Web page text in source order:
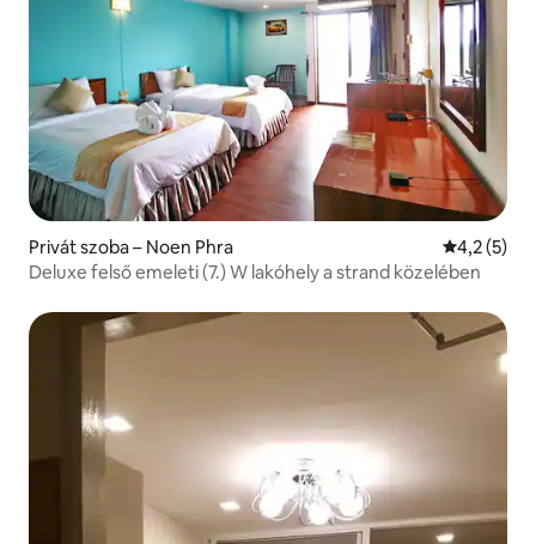
Privát szoba – Noen Phra Átlagos
4,2 (5)
Deluxe felső emeleti (7.) W lakóhely a strand közelében